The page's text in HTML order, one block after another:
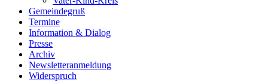
Gemeindegruß
Termine
Information & Dialog
Presse
Archiv
Newsletteranmeldung
Widerspruch